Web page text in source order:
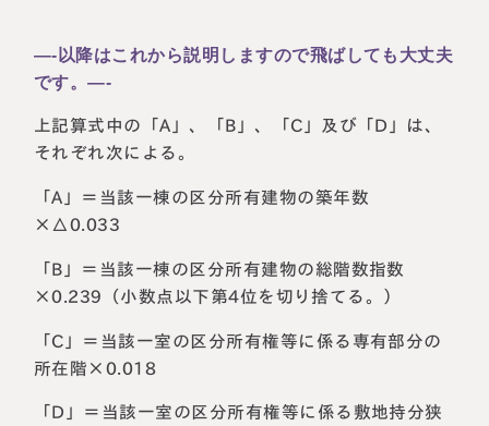
—-以降はこれから説明しますので飛ばしても大丈夫
です。—-
上記算式中の「A」、「B」、「C」及び「D」は、
それぞれ次による。
「A」＝当該一棟の区分所有建物の築年数
×△0.033
「B」＝当該一棟の区分所有建物の総階数指数
×0.239（小数点以下第4位を切り捨てる。）
「C」＝当該一室の区分所有権等に係る専有部分の
所在階×0.018
「D」＝当該一室の区分所有権等に係る敷地持分狭